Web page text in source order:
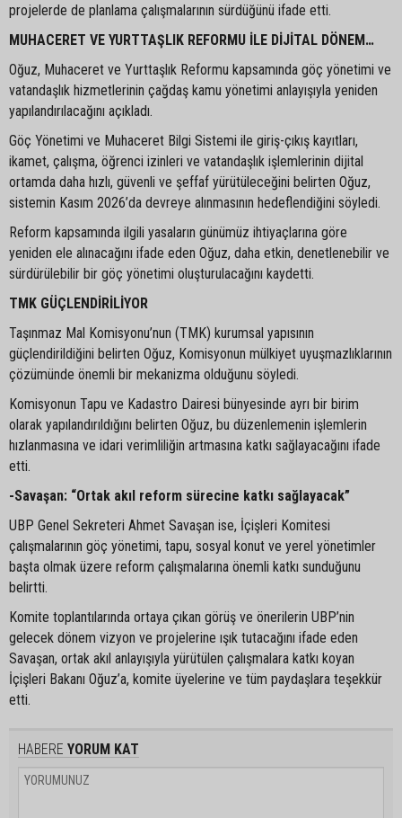
projelerde de planlama çalışmalarının sürdüğünü ifade etti.
MUHACERET VE YURTTAŞLIK REFORMU İLE DİJİTAL DÖNEM…
Oğuz, Muhaceret ve Yurttaşlık Reformu kapsamında göç yönetimi ve
vatandaşlık hizmetlerinin çağdaş kamu yönetimi anlayışıyla yeniden
yapılandırılacağını açıkladı.
Göç Yönetimi ve Muhaceret Bilgi Sistemi ile giriş-çıkış kayıtları,
ikamet, çalışma, öğrenci izinleri ve vatandaşlık işlemlerinin dijital
ortamda daha hızlı, güvenli ve şeffaf yürütüleceğini belirten Oğuz,
sistemin Kasım 2026’da devreye alınmasının hedeflendiğini söyledi.
Reform kapsamında ilgili yasaların günümüz ihtiyaçlarına göre
yeniden ele alınacağını ifade eden Oğuz, daha etkin, denetlenebilir ve
sürdürülebilir bir göç yönetimi oluşturulacağını kaydetti.
TMK GÜÇLENDİRİLİYOR
Taşınmaz Mal Komisyonu’nun (TMK) kurumsal yapısının
güçlendirildiğini belirten Oğuz, Komisyonun mülkiyet uyuşmazlıklarının
çözümünde önemli bir mekanizma olduğunu söyledi.
Komisyonun Tapu ve Kadastro Dairesi bünyesinde ayrı bir birim
olarak yapılandırıldığını belirten Oğuz, bu düzenlemenin işlemlerin
hızlanmasına ve idari verimliliğin artmasına katkı sağlayacağını ifade
etti.
-Savaşan: “Ortak akıl reform sürecine katkı sağlayacak”
UBP Genel Sekreteri Ahmet Savaşan ise, İçişleri Komitesi
çalışmalarının göç yönetimi, tapu, sosyal konut ve yerel yönetimler
başta olmak üzere reform çalışmalarına önemli katkı sunduğunu
belirtti.
Komite toplantılarında ortaya çıkan görüş ve önerilerin UBP’nin
gelecek dönem vizyon ve projelerine ışık tutacağını ifade eden
Savaşan, ortak akıl anlayışıyla yürütülen çalışmalara katkı koyan
İçişleri Bakanı Oğuz’a, komite üyelerine ve tüm paydaşlara teşekkür
etti.
HABERE YORUM KAT